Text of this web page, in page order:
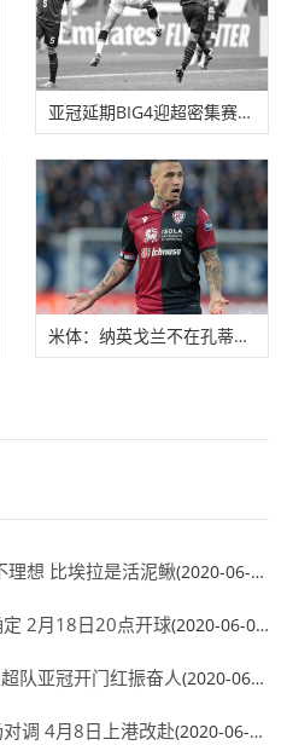
亚冠延期BIG4迎超密集赛程 想拿东亚区冠军已渺茫
米体：纳英戈兰不在孔蒂计划中，下赛季他不会
理想 比埃拉是活泥鳅(2020-06-01)
2月18日20点开球(2020-06-01)
队亚冠开门红振奋人(2020-06-01)
调 4月8日上港改赴(2020-06-01)